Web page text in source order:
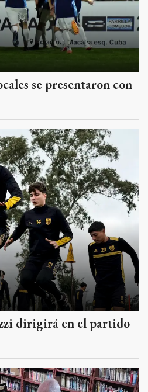
se presentaron con
dirigirá en el partido